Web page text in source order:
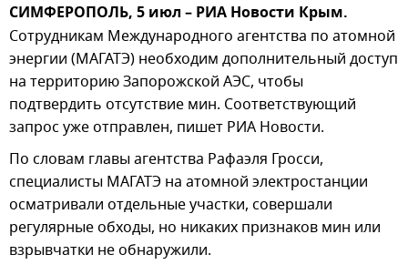
СИМФЕРОПОЛЬ, 5 июл – РИА Новости Крым.
Сотрудникам Международного агентства по атомной
энергии (МАГАТЭ) необходим дополнительный доступ
на территорию Запорожской АЭС, чтобы
подтвердить отсутствие мин. Соответствующий
запрос уже отправлен, пишет РИА Новости.
По словам главы агентства Рафаэля Гросси,
специалисты МАГАТЭ на атомной электростанции
осматривали отдельные участки, совершали
регулярные обходы, но никаких признаков мин или
взрывчатки не обнаружили.